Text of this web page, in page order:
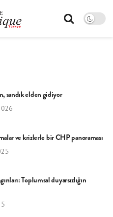
sandık elden gidiyor
ve krizlerle bir CHP panoraması
Toplumsal duyarsızlığın